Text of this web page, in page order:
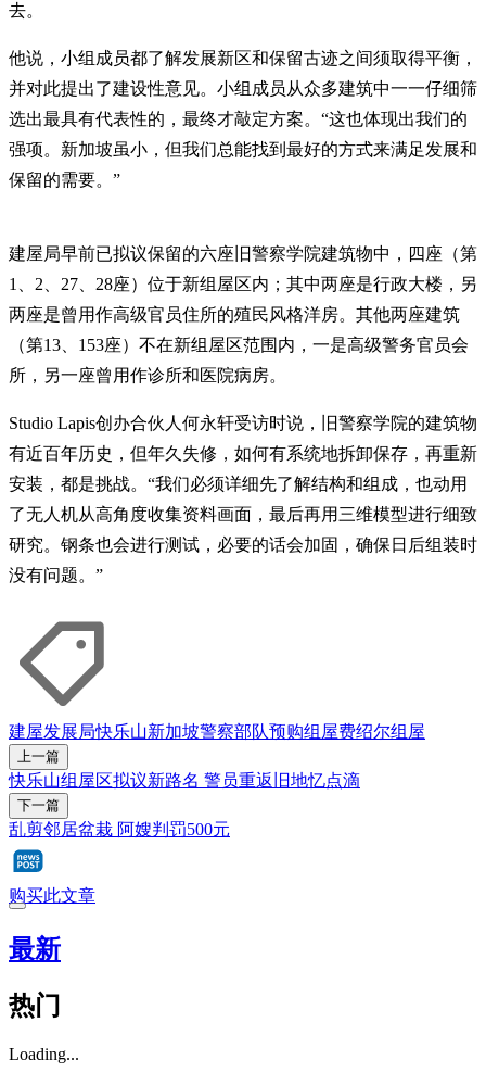
去。
他说，小组成员都了解发展新区和保留古迹之间须取得平衡，
并对此提出了建设性意见。小组成员从众多建筑中一一仔细筛
选出最具有代表性的，最终才敲定方案。“这也体现出我们的
强项。新加坡虽小，但我们总能找到最好的方式来满足发展和
保留的需要。”
建屋局早前已拟议保留的六座旧警察学院建筑物中，四座（第
1、2、27、28座）位于新组屋区内；其中两座是行政大楼，另
两座是曾用作高级官员住所的殖民风格洋房。其他两座建筑
（第13、153座）不在新组屋区范围内，一是高级警务官员会
所，另一座曾用作诊所和医院病房。
Studio Lapis创办合伙人何永轩受访时说，旧警察学院的建筑物
有近百年历史，但年久失修，如何有系统地拆卸保存，再重新
安装，都是挑战。“我们必须详细先了解结构和组成，也动用
了无人机从高角度收集资料画面，最后再用三维模型进行细致
研究。钢条也会进行测试，必要的话会加固，确保日后组装时
没有问题。”
建屋发展局快乐山新加坡警察部队预购组屋费绍尔组屋
上一篇
快乐山组屋区拟议新路名 警员重返旧地忆点滴
下一篇
乱剪邻居盆栽 阿嫂判罚500元
购买此文章
最新
热门
Loading...